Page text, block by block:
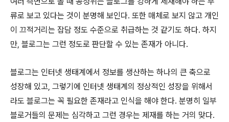
류로 보고 있다는 것이 분명해 보인다. 또한 매체로 보지 않고 개인
이 끄적거리는 잡담 정도 수준으로 취급하는 것 같기도 하다. 하지
만, 블로그는 그런 정도로 판단할 수 있는 존재가 아니다.
블로그는 인터넷 생태계에서 정보를 생산하는 하나의 큰 축으로
성장해 있고, 그렇기에 인터넷 생태계의 정상적인 성장을 위해서
라도 블로그는 꼭 필요한 존재라고 인식을 해야 한다. 분명히 일부
블로거들의 문제는 심각하고 그런 경우는 제재를 하는 거의 맞다.